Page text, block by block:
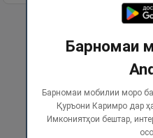
Барномаи
Барномаи мобилии моро
Қуръони Каримро дар
Имкониятҳои бештар,